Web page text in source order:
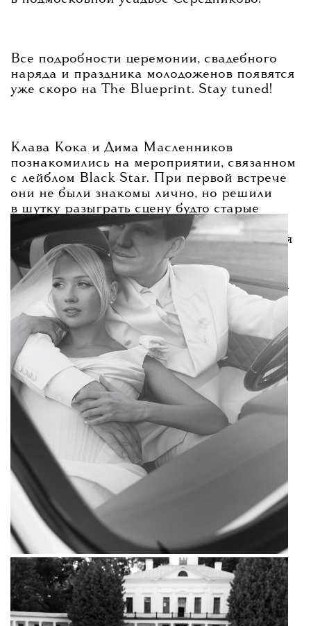
Все подробности церемонии, свадебного
наряда и праздника молодоженов появятся
уже скоро на The Blueprint. Stay tuned!
Клава Кока и Дима Масленников
познакомились на мероприятии, связанном
с лейблом Black Star. При первой встрече
они не были знакомы лично, но решили
в шутку разыграть сцену будто старые
друзья, после чего сразу начали тесно
общаться. Официально начали встречаться
в 2025 году, однако долго держали
отношения в тайне от публики.3 апреля
пара объявила о свадьбе в своих соцсетях.
Фотограф: Федор Бородин.